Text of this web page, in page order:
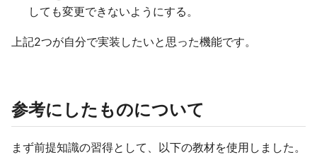
しても変更できないようにする。
上記2つが自分で実装したいと思った機能です。
参考にしたものについて
まず前提知識の習得として、以下の教材を使用しました。